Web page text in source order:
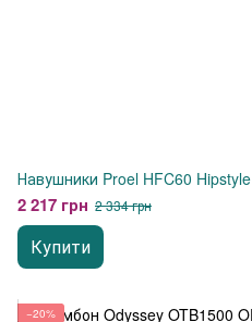
Навушники Proel HFC60 Hipstyle
2 217 грн 2 334 грн
Купити
−20%